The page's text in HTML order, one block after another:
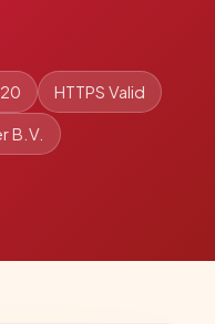
HTTPS Valid
B.V.